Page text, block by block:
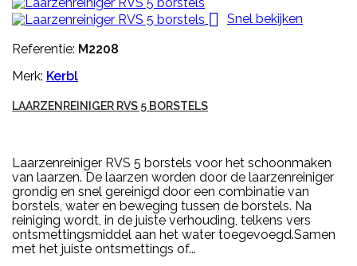

Snel bekijken
Referentie: M2208
Merk: Kerbl
LAARZENREINIGER RVS 5 BORSTELS
Laarzenreiniger RVS 5 borstels voor het schoonmaken
van laarzen. De laarzen worden door de laarzenreiniger
grondig en snel gereinigd door een combinatie van
borstels, water en beweging tussen de borstels. Na
reiniging wordt, in de juiste verhouding, telkens vers
ontsmettingsmiddel aan het water toegevoegd.Samen
met het juiste ontsmettings of...